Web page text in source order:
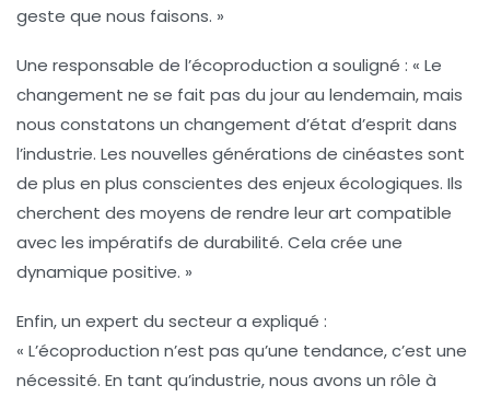
geste que nous faisons. »
Une responsable de l’écoproduction a souligné : « Le
changement ne se fait pas du jour au lendemain, mais
nous constatons un changement d’état d’esprit dans
l’industrie. Les nouvelles générations de cinéastes sont
de plus en plus conscientes des enjeux écologiques. Ils
cherchent des moyens de rendre leur art compatible
avec les impératifs de durabilité. Cela crée une
dynamique positive. »
Enfin, un expert du secteur a expliqué :
« L’écoproduction n’est pas qu’une tendance, c’est une
nécessité. En tant qu’industrie, nous avons un rôle à